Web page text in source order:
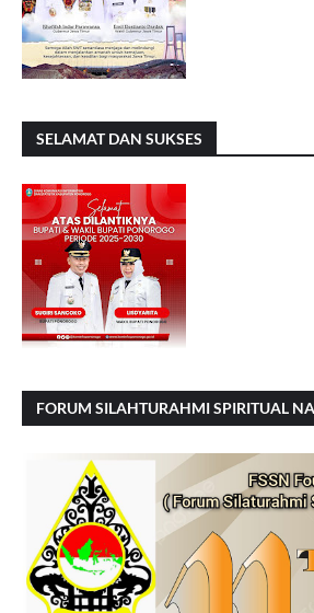
SELAMAT DAN SUKSES
FORUM SILAHTURAHMI SPIRITUAL